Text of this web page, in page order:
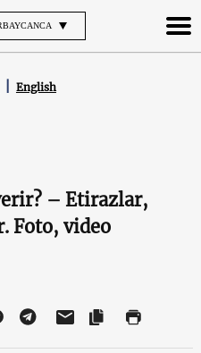
English
– Etirazlar,
Foto, video